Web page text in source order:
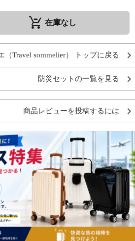
remove_shopping_cart 在庫なし
（Travel sommelier） トップに戻る
防災セットの一覧を見る
商品レビューを投稿するには